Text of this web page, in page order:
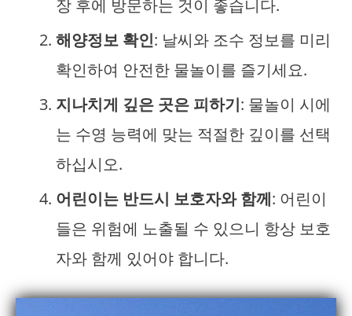
장 후에 방문하는 것이 좋습니다.
해양정보 확인: 날씨와 조수 정보를 미리
확인하여 안전한 물놀이를 즐기세요.
지나치게 깊은 곳은 피하기: 물놀이 시에
는 수영 능력에 맞는 적절한 깊이를 선택
하십시오.
어린이는 반드시 보호자와 함께: 어린이
들은 위험에 노출될 수 있으니 항상 보호
자와 함께 있어야 합니다.